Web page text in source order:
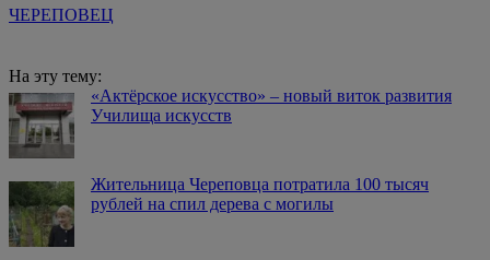
ЧЕРЕПОВЕЦ
На эту тему:
«Актёрское искусство» – новый виток развития
Училища искусств
Жительница Череповца потратила 100 тысяч
рублей на спил дерева с могилы